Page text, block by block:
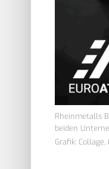
Rheinmetalls
beiden
Grafik: